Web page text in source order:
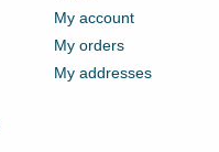
My account
My orders
My addresses